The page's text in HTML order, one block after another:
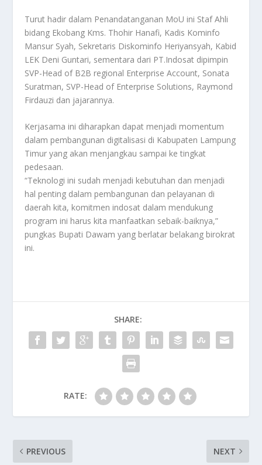
Turut hadir dalam Penandatanganan MoU ini Staf Ahli
bidang Ekobang Kms. Thohir Hanafi, Kadis Kominfo
Mansur Syah, Sekretaris Diskominfo Heriyansyah, Kabid
LEK Deni Guntari, sementara dari PT.Indosat dipimpin
SVP-Head of B2B regional Enterprise Account, Sonata
Suratman, SVP-Head of Enterprise Solutions, Raymond
Firdauzi dan jajarannya.
Kerjasama ini diharapkan dapat menjadi momentum
dalam pembangunan digitalisasi di Kabupaten Lampung
Timur yang akan menjangkau sampai ke tingkat
pedesaan.
“Teknologi ini sudah menjadi kebutuhan dan menjadi
hal penting dalam pembangunan dan pelayanan di
daerah kita, komitmen indosat dalam mendukung
program ini harus kita manfaatkan sebaik-baiknya,”
pungkas Bupati Dawam yang berlatar belakang birokrat
ini.
SHARE:
RATE:
PREVIOUS NEXT